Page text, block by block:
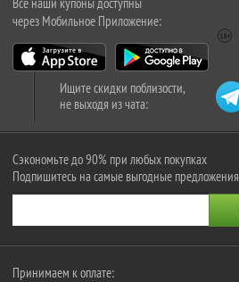
через Мобильное Приложение:
Ищите скидки поблизости,
не выходя из чата:
Сэкономьте до 90% при любых покупках
Подпишитесь на самые выгодные предложения
Принимаем к оплате: